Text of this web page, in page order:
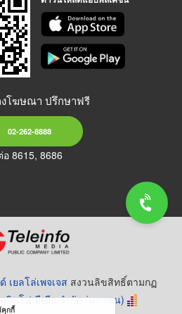
งโฆษณา ปรึกษาฟรี
02-262-8888
อ 8615, 8686
เยลโล่เพจเจส สงวนลิขสิทธิ์ตามกฏ
อินโฟ มีเดีย จำกัด (มหาชน)
คุกกี้